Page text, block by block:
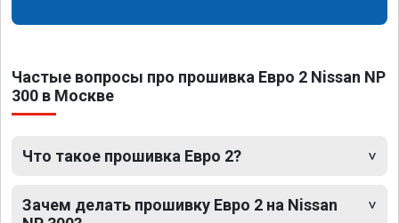
Частые вопросы про прошивка Евро 2 Nissan NP
300 в Москве
Что такое прошивка Евро 2?
Зачем делать прошивку Евро 2 на Nissan